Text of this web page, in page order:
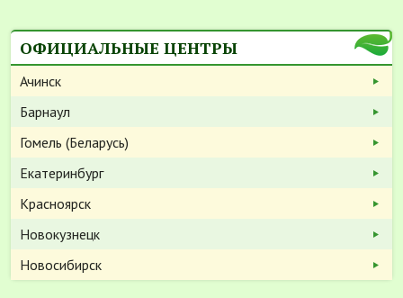
ОФИЦИАЛЬНЫЕ ЦЕНТРЫ
Ачинск
Барнаул
Гомель (Беларусь)
Екатеринбург
Красноярск
Новокузнецк
Новосибирск